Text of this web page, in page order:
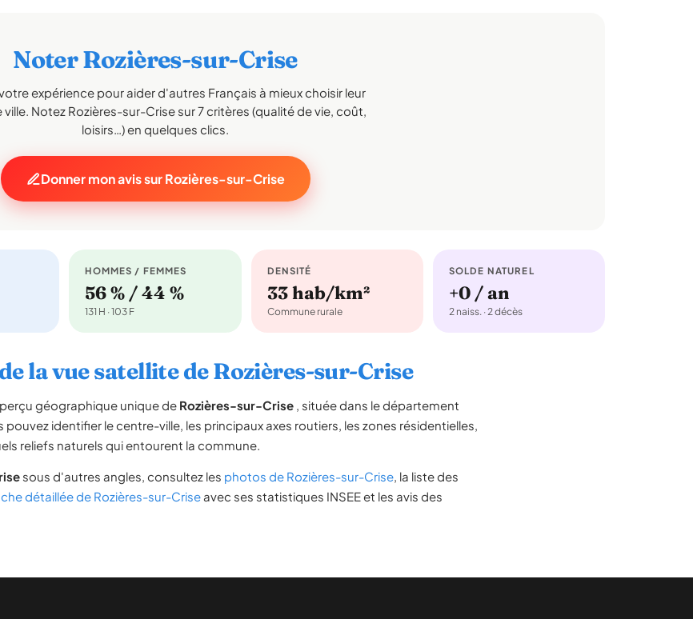
Noter Rozières-sur-Crise
expérience pour aider d'autres Français à mieux choisir leur
Notez Rozières-sur-Crise sur 7 critères (qualité de vie, coût,
loisirs…) en quelques clics.
Donner mon avis sur Rozières-sur-Crise
HOMMES / FEMMES
56 % / 44 %
131 H · 103 F
DENSITÉ
33 hab/km²
Commune rurale
SOLDE NATUREL
+0 / an
2 naiss. · 2 décès
la vue satellite de Rozières-sur-Crise
géographique unique de Rozières-sur-Crise , située dans le département
pouvez identifier le centre-ville, les principaux axes routiers, les zones résidentielles,
reliefs naturels qui entourent la commune.
sous d'autres angles, consultez les photos de Rozières-sur-Crise, la liste des
détaillée de Rozières-sur-Crise avec ses statistiques INSEE et les avis des